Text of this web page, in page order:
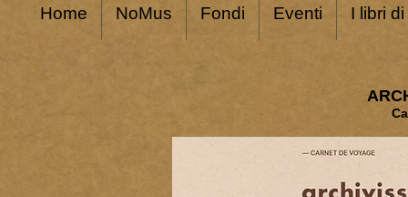
Home NoMus Fondi Eventi I libri